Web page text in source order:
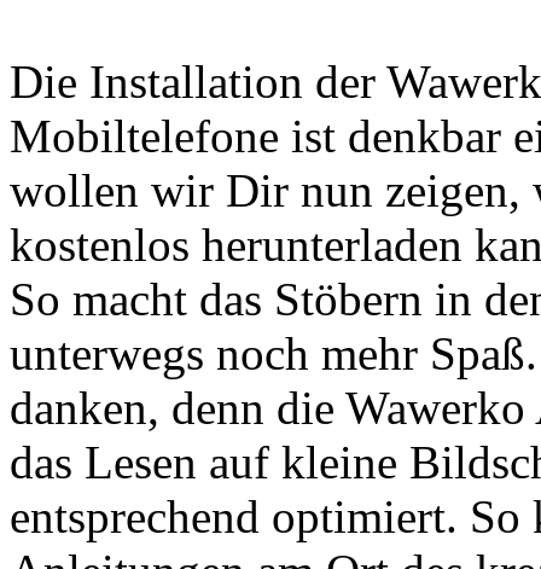
Die Installation der
Mobiltelefone ist denkbar
wollen wir Dir nun zeigen,
kostenlos herunterladen
So macht das Stöbern in
unterwegs noch mehr
danken, denn die
das Lesen auf kleine
entsprechend optimiert.